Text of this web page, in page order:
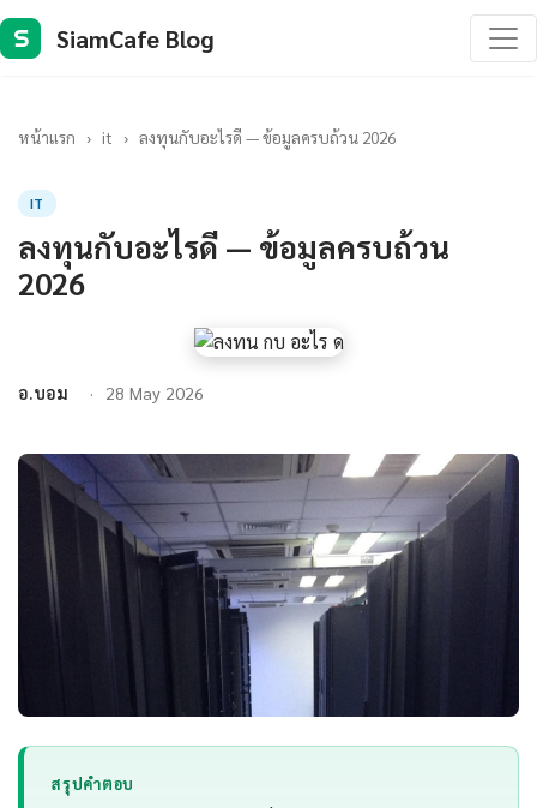
S SiamCafe Blog
หน้าแรก › it › ลงทุนกับอะไรดี — ข้อมูลครบถ้วน 2026
IT
ลงทุนกับอะไรดี — ข้อมูลครบถ้วน
2026
อ.บอม 28 May 2026
สรุปคำตอบ